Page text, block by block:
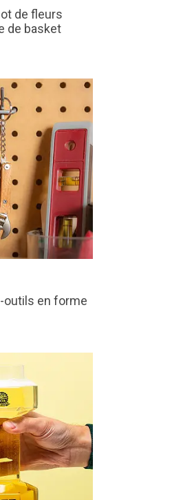
de fleurs
de basket
en forme